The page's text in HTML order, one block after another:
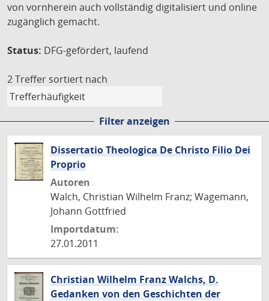
von vornherein auch vollständig digitalisiert und online
zugänglich gemacht.
Status: DFG-gefördert, laufend
2 Treffer sortiert nach
Filter anzeigen
Dissertatio Theologica De Christo Filio Dei
Proprio
Autoren
Walch, Christian Wilhelm Franz; Wagemann,
Johann Gottfried
Importdatum:
27.01.2011
Christian Wilhelm Franz Walchs, D.
Gedanken von den Geschichten der